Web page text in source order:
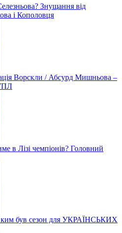
Знущання від
і Кополовця
Ворскли / Абсурд Мишньова –
в Лізі чемпіонів? Головний
був сезон для УКРАЇНСЬКИХ